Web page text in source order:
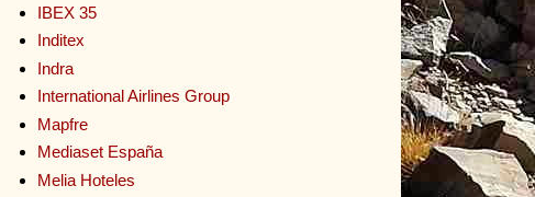
IBEX 35
Inditex
Indra
International Airlines Group
Mapfre
Mediaset España
Melia Hoteles